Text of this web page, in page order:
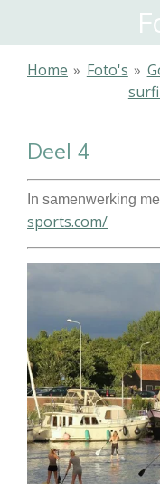
naarHome » Foto's »
Deel 4
In samenwerking
sports.com/